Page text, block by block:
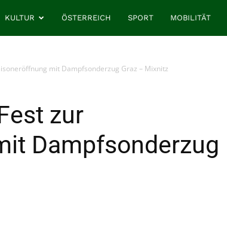
KULTUR ÖSTERREICH SPORT MOBILITÄT
mit Dampfsonderzug Graz – Mixnitz
zur
Dampfsonderzug